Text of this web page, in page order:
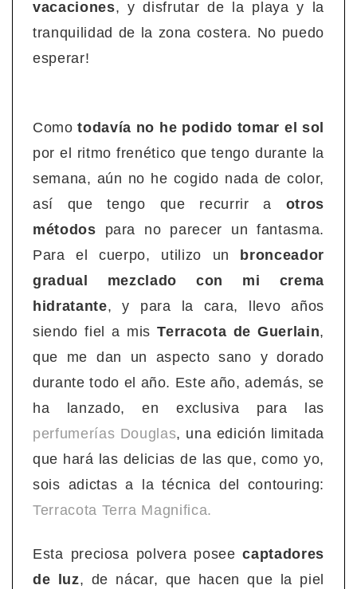
vacaciones, y disfrutar de la playa y la
tranquilidad de la zona costera. No puedo
esperar!
Comotodavía no he podido tomar el sol
por el ritmo frenético que tengo durante la
semana, aún no he cogido nada de color,
así que tengo que recurrir a otros
métodos para no parecer un fantasma.
Para el cuerpo, utilizo un
bronceador
gradual mezclado con mi crema
hidratante, y para la cara, llevo años
siendo fiel a misTerracota de Guerlain,
que me dan un aspecto sano y dorado
durante todo el año. Este año, además, se
ha lanzado, en exclusiva para las
perfumerías Douglas, una edición limitada
que hará las delicias de las que, como yo,
sois adictas a la técnica del contouring:
Terracota Terra Magnifica.
Esta preciosa polvera poseecaptadores
de luz, de nácar, que hacen que la piel